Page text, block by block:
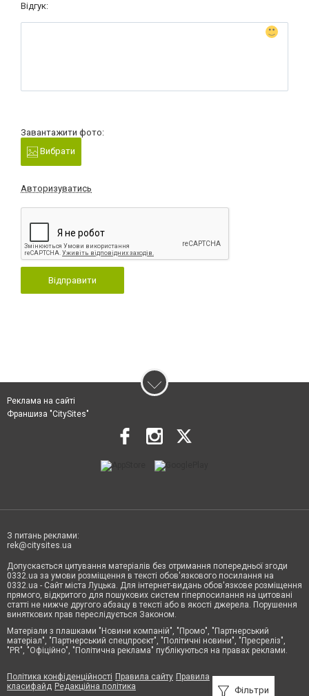
Відгук:
Завантажити фото:
Вибрати
Авторизуватись
Відправити
Фільтри
Реклама на сайті
Франшиза "CitySites"
З питань реклами:
rek@citysites.ua
Допускається цитування матеріалів без отримання попередньої згоди
0332.ua за умови розміщення в тексті обов'язкового посилання на
0332.ua - Сайт міста Луцька. Для інтернет-видань обов'язкове розміщення
прямого, відкритого для пошукових систем гіперпосилання на цитовані
статті не нижче другого абзацу в тексті або в якості джерела. Порушення
виняткових прав переслідується Законом.
Матеріали з плашками "Новини компаній", "Промо", "Партнерський
матеріал", "Партнерський спецпроєкт", "Політичні новини", "Пресреліз",
"PR", "Офіційно", "Політична реклама" публікуються на правах реклами.
Політика конфіденційності Правила сайту Правила
класифайд Редакційна політика